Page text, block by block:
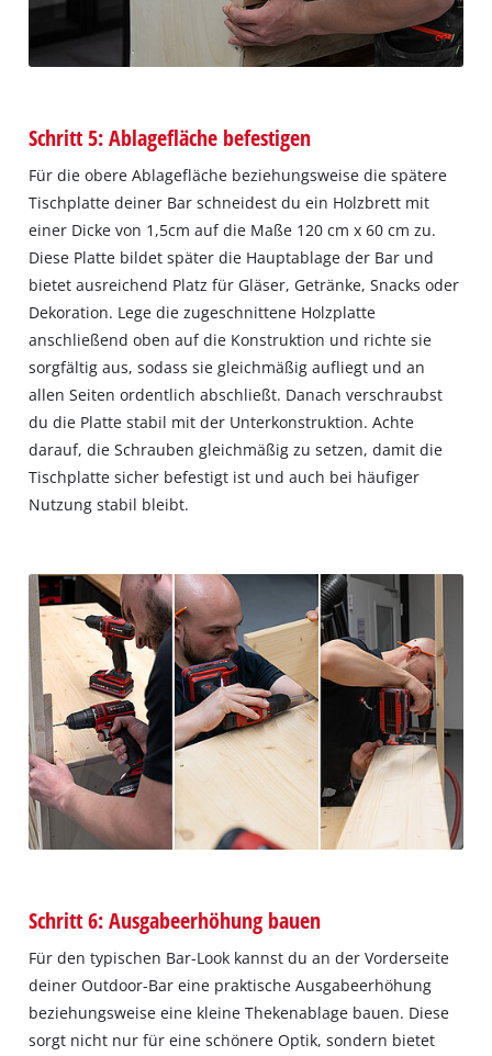
Schritt 5: Ablagefläche befestigen
Für die obere Ablagefläche beziehungsweise die spätere
Tischplatte deiner Bar schneidest du ein Holzbrett mit
einer Dicke von 1,5cm auf die Maße 120 cm x 60 cm zu.
Diese Platte bildet später die Hauptablage der Bar und
bietet ausreichend Platz für Gläser, Getränke, Snacks oder
Dekoration. Lege die zugeschnittene Holzplatte
anschließend oben auf die Konstruktion und richte sie
sorgfältig aus, sodass sie gleichmäßig aufliegt und an
allen Seiten ordentlich abschließt. Danach verschraubst
du die Platte stabil mit der Unterkonstruktion. Achte
darauf, die Schrauben gleichmäßig zu setzen, damit die
Tischplatte sicher befestigt ist und auch bei häufiger
Nutzung stabil bleibt.
Schritt 6: Ausgabeerhöhung bauen
Für den typischen Bar-Look kannst du an der Vorderseite
deiner Outdoor-Bar eine praktische Ausgabeerhöhung
beziehungsweise eine kleine Thekenablage bauen. Diese
sorgt nicht nur für eine schönere Optik, sondern bietet